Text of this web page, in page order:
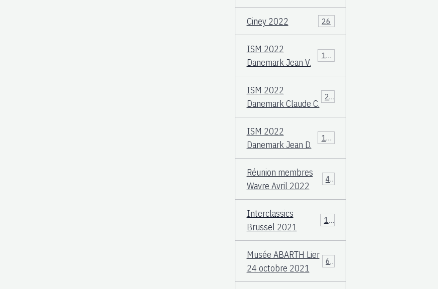
Ciney 2022 26
ISM 2022
Danemark Jean V.
106
ISM 2022
Danemark Claude C.
23
ISM 2022
Danemark Jean D.
108
Réunion membres
Wavre Avril 2022
49
Interclassics
Brussel 2021
17
Musée ABARTH Lier
24 octobre 2021
60